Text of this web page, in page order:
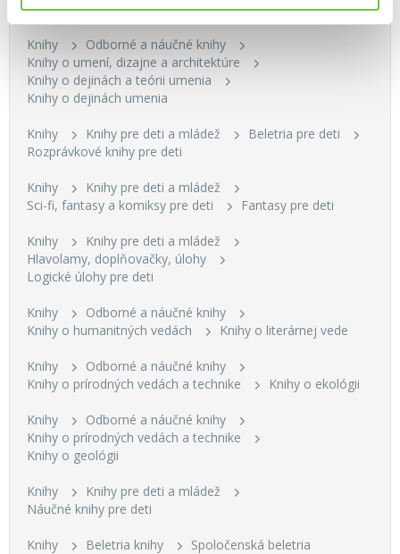
Knihy
Odborné a náučné knihy
Knihy o umení, dizajne a architektúre
Knihy o dejinách a teórii umenia
Knihy o dejinách umenia
Knihy Knihy pre deti a mládež
Beletria pre deti
Rozprávkové knihy pre deti
Knihy
Knihy pre deti a mládež
Sci-fi, fantasy a komiksy pre deti
Fantasy pre deti
Knihy
Knihy pre deti a mládež
Hlavolamy, doplňovačky, úlohy
Logické úlohy pre deti
Knihy
Odborné a náučné knihy
Knihy o humanitných vedách
Knihy o literárnej vede
Knihy
Odborné a náučné knihy
Knihy o prírodných vedách a technike
Knihy o ekológii
Knihy
Odborné a náučné knihy
Knihy o prírodných vedách a technike
Knihy o geológii
Knihy
Knihy pre deti a mládež
Náučné knihy pre deti
Knihy Beletria knihy Spoločenská beletria